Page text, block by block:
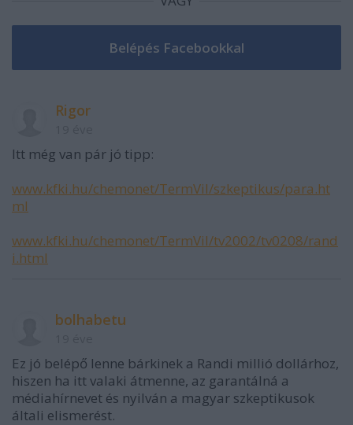
Rigor
Itt még van pár jó tipp:
www.kfki.hu/chemonet/TermVil/szkeptikus/para.ht
ml
www.kfki.hu/chemonet/TermVil/tv2002/tv0208/rand
i.html
bolhabetu
Ez jó belépő lenne bárkinek a Randi millió dollárhoz,
hiszen ha itt valaki átmenne, az garantálná a
médiahírnevet és nyilván a magyar szkeptikusok
általi elismerést.